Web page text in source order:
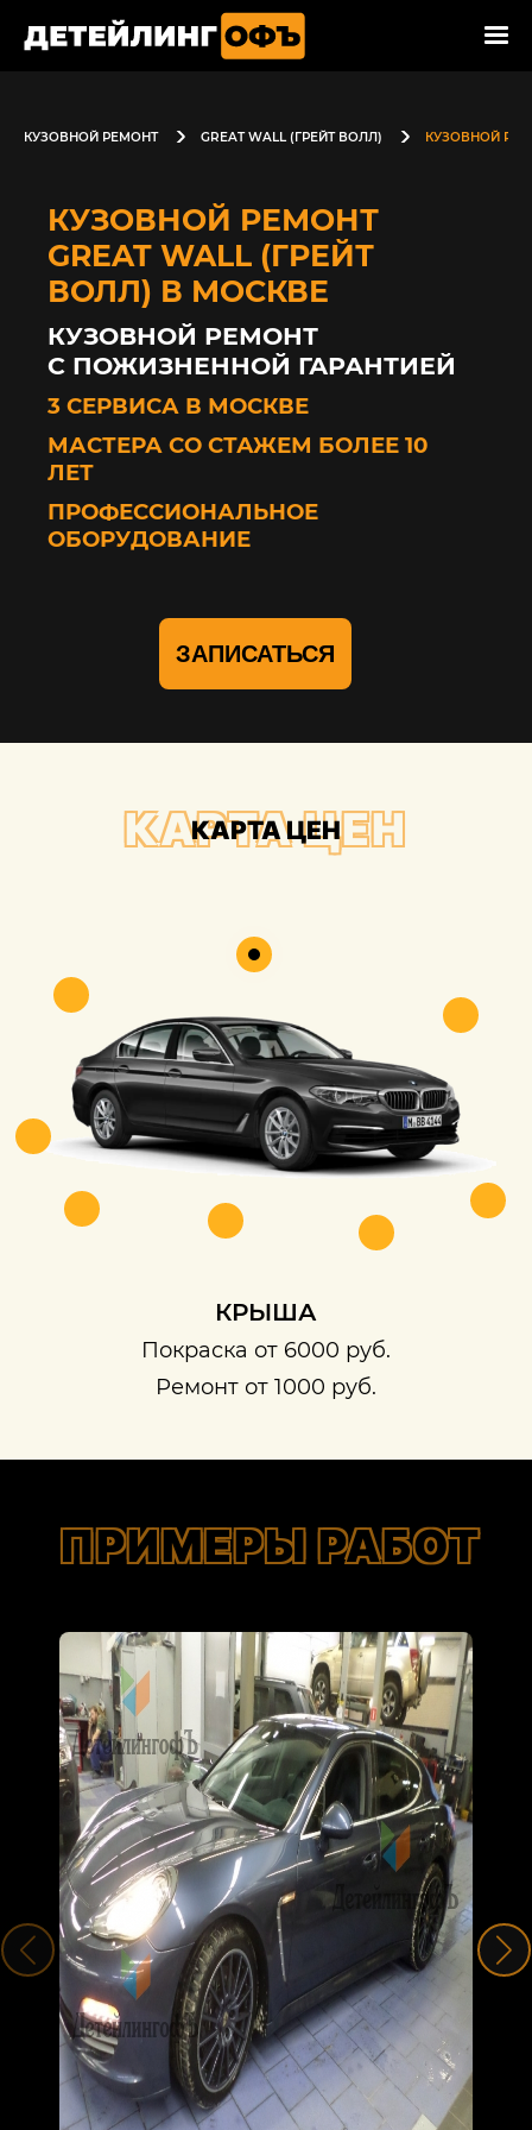
КУЗОВНОЙ РЕМОНТ GREAT WALL (ГРЕЙТ ВОЛЛ) КУЗОВНОЙ
КУЗОВНОЙ РЕМОНТ
GREAT WALL (ГРЕЙТ
ВОЛЛ) В МОСКВЕ
КУЗОВНОЙ РЕМОНТ
С ПОЖИЗНЕННОЙ ГАРАНТИЕЙ
3 СЕРВИСА В МОСКВЕ
МАСТЕРА СО СТАЖЕМ БОЛЕЕ 10
ЛЕТ
ПРОФЕССИОНАЛЬНОЕ
ОБОРУДОВАНИЕ
ЗАПИСАТЬСЯ
КАРТА ЦЕН
КАРТА ЦЕН
КРЫША
Покраска от 6000 руб.
Ремонт от 1000 руб.
ПРИМЕРЫ РАБОТ